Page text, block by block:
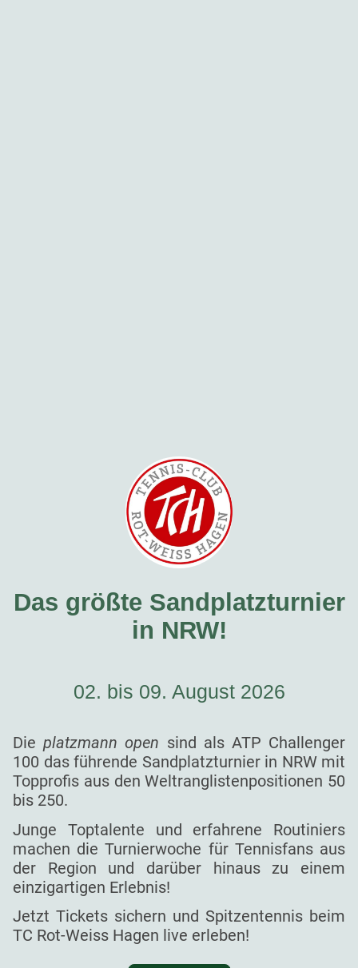
Das größte Sandplatzturnier
in NRW!
02. bis 09. August 2026
Dieplatzmann open sind als ATP Challenger
100 das führende Sandplatzturnier in NRW mit
Topprofis aus den Weltranglistenpositionen 50
bis 250.
Junge Toptalente und erfahrene Routiniers
machen die Turnierwoche für Tennisfans aus
der Region und darüber hinaus zu einem
einzigartigen Erlebnis!
Jetzt Tickets sichern und Spitzentennis beim
TC Rot-Weiss Hagen live erleben!